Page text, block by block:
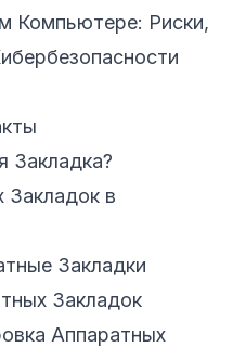
Компьютере: Риски,
Закладка?
в
Закладки
Закладок
Аппаратных